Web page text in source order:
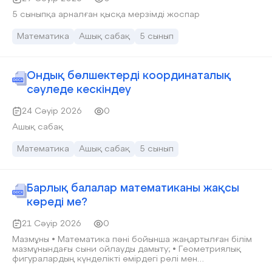
5 сыныпқа арналған қысқа мерзімді жоспар
Математика Ашық сабақ 5 сынып
Ондық бөлшектерді координаталық
сәуледе кескіндеу
24 Сәуір 2026
0
Ашық сабақ
Математика Ашық сабақ 5 сынып
Барлық балалар математиканы жақсы
көреді ме?
21 Сәуір 2026
0
Мазмұны • Математика пәні бойынша жаңартылған білім
мазмұнындағы сыни ойлауды дамыту; • Геометриялық
фигуралардың күнделікті өмірдегі рөлі мен